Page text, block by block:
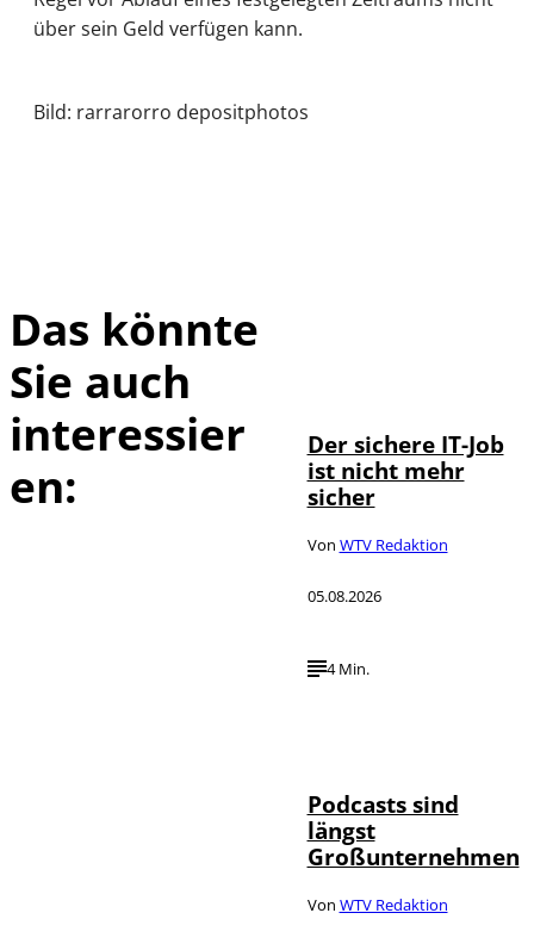
über sein Geld verfügen kann.
Bild: rarrarorro depositphotos
Das könnte
Sie auch
interessier
en:
Der sichere IT-Job
ist nicht mehr
sicher
Von WTV Redaktion
05.08.2026
4 Min.
Podcasts sind
längst
Großunternehmen
Von WTV Redaktion